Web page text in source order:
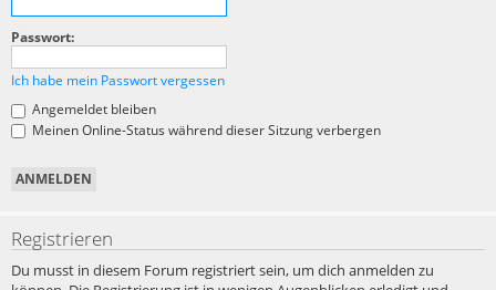
Passwort:
Ich habe mein Passwort vergessen
Angemeldet bleiben
Meinen Online-Status während dieser Sitzung verbergen
Registrieren
Du musst in diesem Forum registriert sein, um dich anmelden zu